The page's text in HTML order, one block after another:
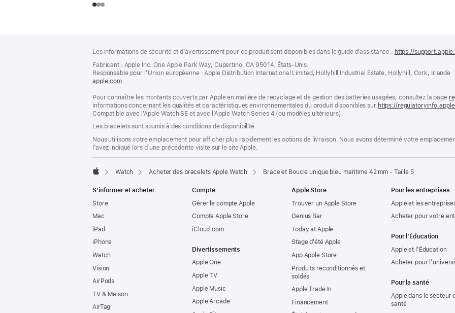
de
page
de
bas
de
page
Les informations de sécurité et d’avertissement pour ce produit sont disponibles dans le guide d’assistance : https://
Fabricant : Apple Inc. One Apple Park Way, Cupertino, CA 95014, États-Unis.
Responsable pour l’Union européenne : Apple Distribution International Limited, Hollyhill Industrial Estate, Hollyhill, Cork, Irlande
apple.com(s’ouvre
une
nouvelle
fenêtre)
Pour connaître les montants couverts par Apple en matière de recyclage et de gestion des batteries usagées, consultez la page
Informations concernant les qualités et caractéristiques environnementales du produit disponibles sur https://
Compatible avec l’Apple Watch SE et avec l’Apple Watch Series 4 (ou modèles ultérieurs).
Les bracelets sont soumis à des conditions de disponibilité.
Nous utilisons votre emplacement pour afficher plus rapidement les options de livraison. Nous avons déterminé votre
l’avez indiqué lors d’une précédente visite sur le site Apple.
Watch Acheter des bracelets Apple Watch Bracelet Boucle unique bleu maritime 42 mm - Taille 5
S’informer et acheter
Store
Mac
iPad
iPhone
Watch
Vision
AirPods
TV & Maison
AirTag
Compte
Gérer le compte Apple
Compte Apple Store
iCloud.com
Divertissements
Apple One
Apple TV
Apple Music
Apple Arcade
Apple Store
Trouver un Apple Store
Genius Bar
Today at Apple
Stage d’été Apple
App Apple Store
Produits reconditionnés et
soldés
Apple Trade In
Financement
Pour les entreprises
Apple et les
Acheter pour votre
Pour l’Éducation
Apple et l’Éducation
Acheter pour
Pour la santé
Apple dans le secteur
santé